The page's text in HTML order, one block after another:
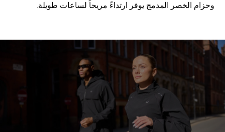
وحزام الخصر المدمج يوفر ارتداءً مريحاً لساعات طويلة.